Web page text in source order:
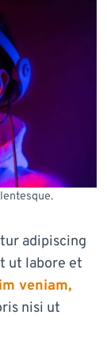
adipiscing
ut labore et
veniam,
nisi ut